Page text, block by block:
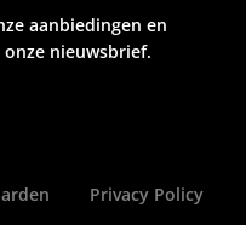
aanbiedingen en
nieuwsbrief.
Privacy Policy